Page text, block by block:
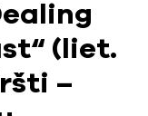
(liet.
–